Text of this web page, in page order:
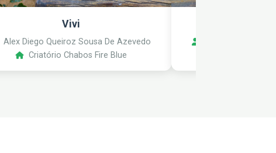
Vivi
Alex Diego Queiroz Sousa De Azevedo
Criatório Chabos Fire Blue